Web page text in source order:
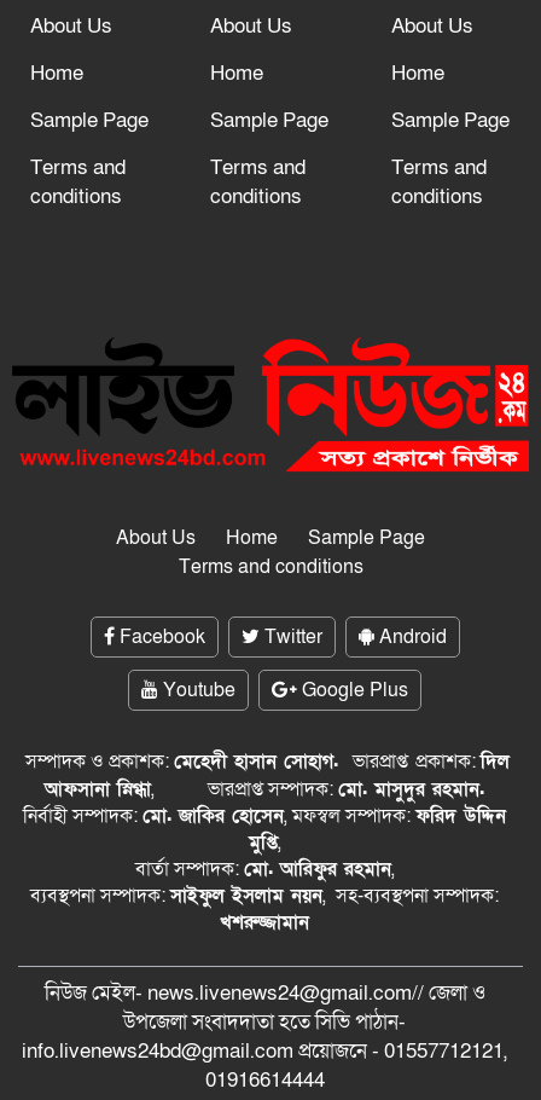
About Us
Home
Sample Page
Terms and
conditions
About Us
Home
Sample Page
Terms and
conditions
About Us
Home
Sample Page
Terms and
conditions
About Us Home
Sample Page
Terms and conditions
Facebook Twitter
Android
Youtube
Google Plus
সম্পাদক ও প্রকাশক:মেহেদী হাসান সোহাগ.ভারপ্রাপ্ত প্রকাশক:দিল
আফসানা স্নিগ্ধা, ভারপ্রাপ্ত সম্পাদক:মো. মাসুদুর রহমান.
নির্বাহী সম্পাদক:মো. জাকির হোসেন, মফস্বল সম্পাদক:ফরিদ উদ্দিন
মুপ্তি,
বার্তা সম্পাদক:মো. আরিফুর রহমান,
ব্যবস্থপনা সম্পাদক:সাইফুল ইসলাম নয়ন, সহ-ব্যবস্থপনা সম্পাদক:
খশরুজ্জামান
নিউজ মেইল- news.livenews24@gmail.com// জেলা ও
‍উপজেলা সংবাদদাতা হতে সিভি পাঠান-
info.livenews24bd@gmail.com প্রয়োজনে - 01557712121,
01916614444